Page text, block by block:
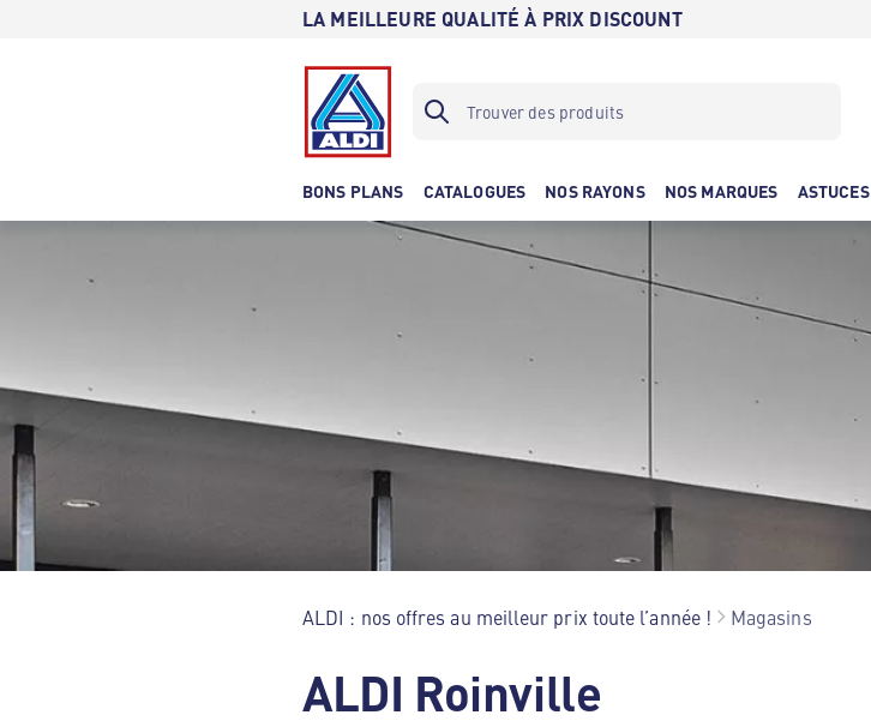
LA MEILLEURE QUALITÉ À PRIX DISCOUNT
BONS PLANS CATALOGUES NOS RAYONS NOS MARQUES ASTUCES
ALDI : nos offres au meilleur prix toute l’année ! Magasins
ALDI Roinville